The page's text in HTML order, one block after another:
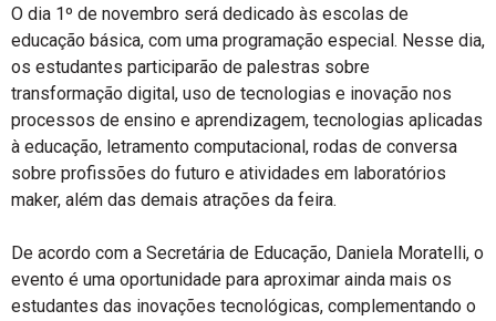
O dia 1º de novembro será dedicado às escolas de
educação básica, com uma programação especial. Nesse dia,
os estudantes participarão de palestras sobre
transformação digital, uso de tecnologias e inovação nos
processos de ensino e aprendizagem, tecnologias aplicadas
à educação, letramento computacional, rodas de conversa
sobre profissões do futuro e atividades em laboratórios
maker, além das demais atrações da feira.
De acordo com a Secretária de Educação, Daniela Moratelli, o
evento é uma oportunidade para aproximar ainda mais os
estudantes das inovações tecnológicas, complementando o